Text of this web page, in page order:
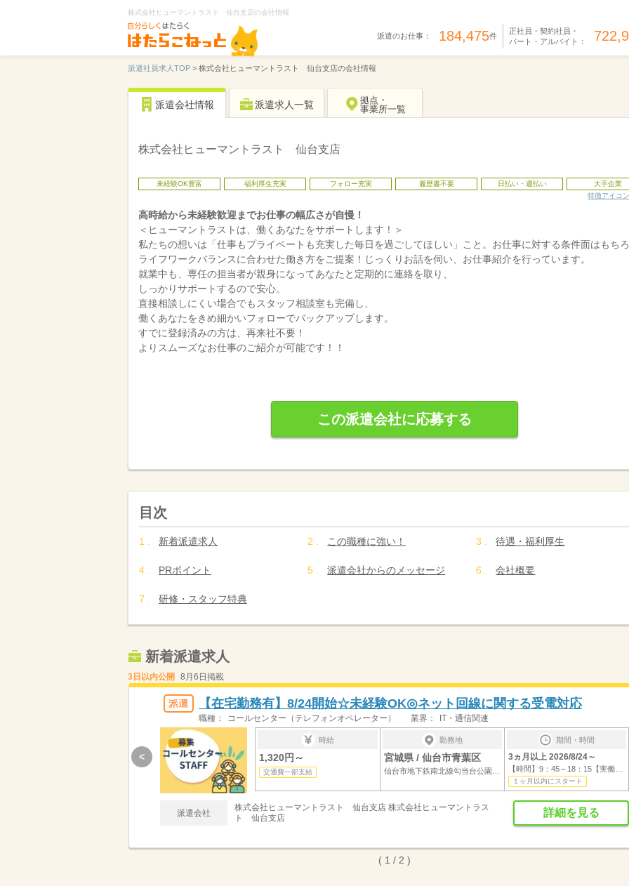
株式会社ヒューマントラスト 仙台支店の会社情報
派遣のお仕事： 184,475件
正社員・契約社員・
パート・アルバイト：
派遣社員求人TOP > 株式会社ヒューマントラスト 仙台支店の会社情報
派遣会社情報 派遣求人一覧
拠点・
事業所一覧
株式会社ヒューマントラスト 仙台支店
未経験OK豊富 福利厚生充実 フォロー充実 履歴書不要 日払い・週払い
大手企業
特徴アイコ
高時給から未経験歓迎までお仕事の幅広さが自慢！
＜ヒューマントラストは、働くあなたをサポートします！＞
私たちの想いは「仕事もプライベートも充実した毎日を過ごしてほしい」こと。お仕事に対する条件面はもちろ
ライフワークバランスに合わせた働き方をご提案！じっくりお話を伺い、お仕事紹介を行っています。
就業中も、専任の担当者が親身になってあなたと定期的に連絡を取り、
しっかりサポートするので安心。
直接相談しにくい場合でもスタッフ相談室も完備し、
働くあなたをきめ細かいフォローでバックアップします。
すでに登録済みの方は、再来社不要！
よりスムーズなお仕事のご紹介が可能です！！
この派遣会社に応募する
目次
新着派遣求人 この職種に強い！ 待遇・福利厚生
PRポイント 派遣会社からのメッセージ 会社概要
研修・スタッフ特典
新着派遣求人
3日以内公開 8月6日掲載
【在宅勤務有】8/24開始☆未経験OK◎ネット回線に関する受電対応
職種： コールセンター（テレフォンオペレーター） 業界： IT・通信関連
時給
1,320円～
交通費一部支給
勤務地
宮城県 / 仙台市青葉区
期間・時間
3ヵ月以上 2026/8/24～
１ヶ月以内にスタート
詳細を見る
派遣会社
株式会社ヒューマントラスト 仙台支店 株式会社ヒューマントラス
ト 仙台支店
<
( 1 / 2 )